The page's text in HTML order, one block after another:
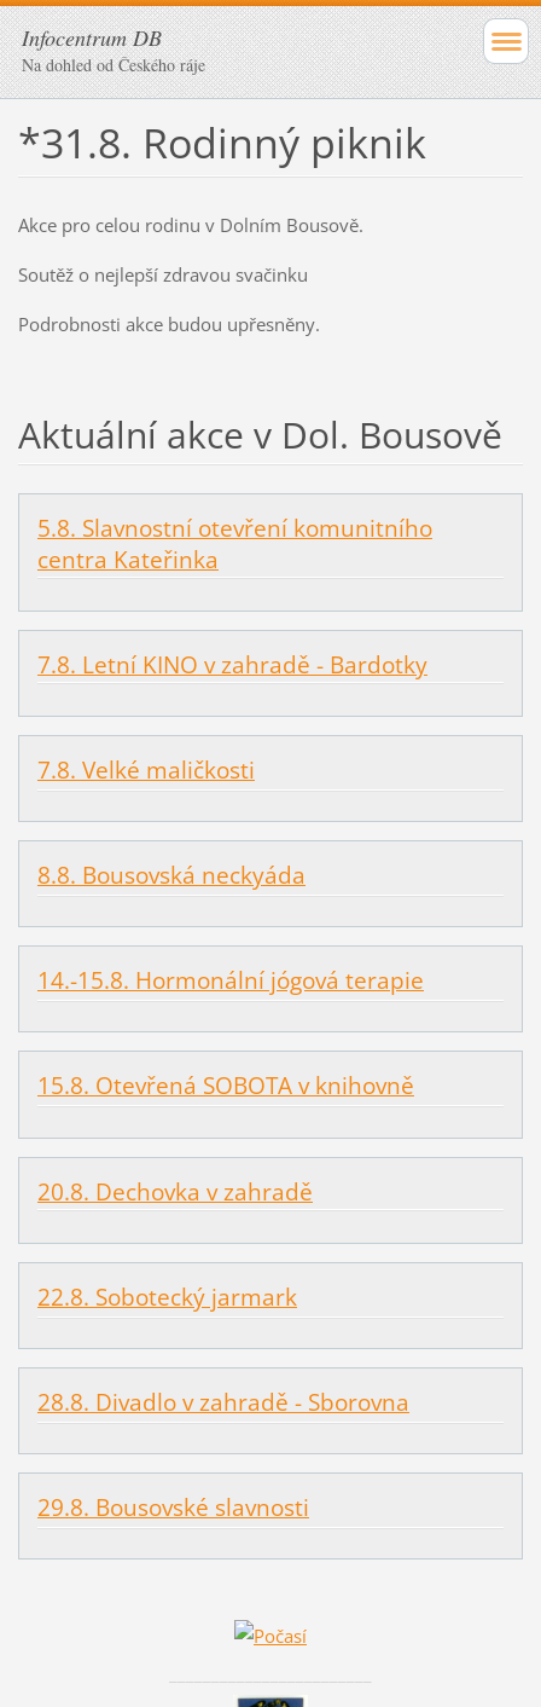
Infocentrum DB
Na dohled od Českého ráje
*31.8. Rodinný piknik
Akce pro celou rodinu v Dolním Bousově.
Soutěž o nejlepší zdravou svačinku
Podrobnosti akce budou upřesněny.
Aktuální akce v Dol. Bousově
5.8. Slavnostní otevření komunitního
centra Kateřinka
7.8. Letní KINO v zahradě - Bardotky
7.8. Velké maličkosti
8.8. Bousovská neckyáda
14.-15.8. Hormonální jógová terapie
15.8. Otevřená SOBOTA v knihovně
20.8. Dechovka v zahradě
22.8. Sobotecký jarmark
28.8. Divadlo v zahradě - Sborovna
29.8. Bousovské slavnosti